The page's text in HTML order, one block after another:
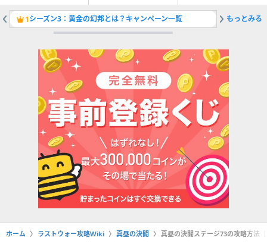
1シーズン3：黄金の幻邦とは？キャンペーン一覧 2シーズ
もっとみる
ホーム ラストウォー攻略Wiki 真昼の決闘 真昼の決闘ステージ73の攻略方法